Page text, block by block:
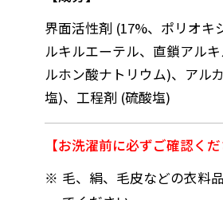
界面活性剤 (17%、ポリオキ
ルキルエーテル、直鎖アル
ルホン酸ナトリウム)、アル
塩)、工程剤 (硫酸塩)
お洗濯前に必ずご確認く
毛、絹、毛皮などの衣料